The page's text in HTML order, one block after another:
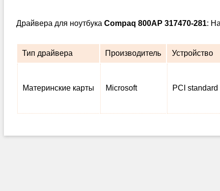
Драйвера для ноутбука Compaq 800AP 317470-281:
Тип драйвера Производитель Устройство
Материнские карты Microsoft PCI